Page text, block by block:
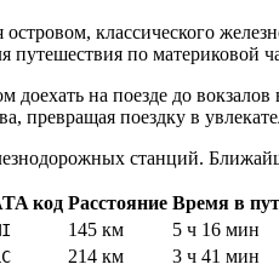
островом, классического
путешествия по материковой
доехать на поезде до вокзалов
превращая поездку в
станций.
код Расстояние Время в
145 км
5 ч 16 мин
214 км
3 ч 41 мин